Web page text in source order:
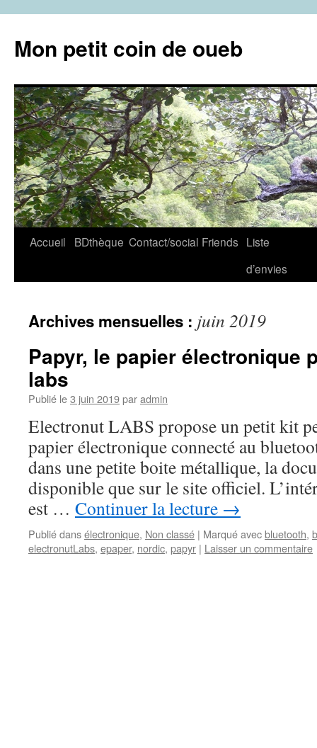
contenu
Mon petit coin de oueb
Accueil BDthèque Contact/social Friends Liste
d’envies
Archives mensuelles : juin 2019
Papyr, le papier électronique
labs
Publié le3 juin 2019paradmin
Electronut LABS propose un petit kit
papier électronique connecté au
dans une petite boite métallique, la
disponible que sur le site officiel.
est … Continuer la lecture →
Publié dansélectronique, Non classé | Marqué avecbluetooth,
electronutLabs, epaper, nordic, papyr | Laisser un commentaire